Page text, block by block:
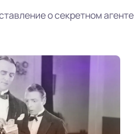
о секретном агенте